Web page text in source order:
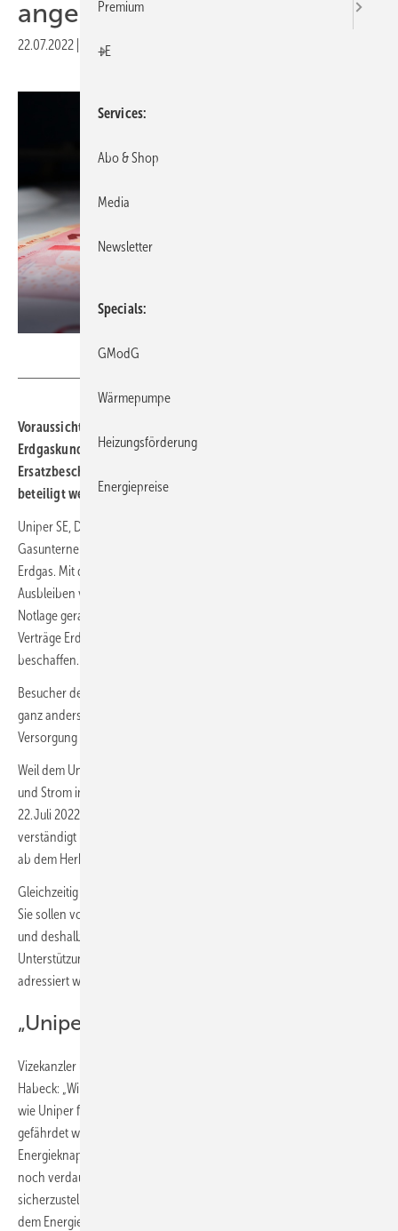
angekündigt
22.07.2022 Druckvorschau
Voraussichtlich schon ab dem 1. September 2022 sollen
Erdgaskunden über eine neue Umlage an den
Ersatzbeschaffungskosten durch fehlende russische Gasimporte
beteiligt werden.
Uniper SE, Düsseldorf, ist eines der größten europäischen
Gasunternehmen und der größte deutsche Importeur von russischem
Erdgas. Mit dieser Abhängigkeit ist das Unternehmen ist durch das
Ausbleiben vertraglich vereinbarter Gaslieferungen in eine akute
Notlage geraten. Das Unternehmen muss nun zum Erfüllen der eignen
Verträge Erdgas zu viel höheren Preisen auf dem Weltmarkt
beschaffen.
Besucher der Webseite
ganz anders begrüßt und ihnen versprochen: Eine sichere
Versorgung mit grüner Energie für eine nachhaltige Zukunft.
Weil dem Unternehmen eine zentrale Rolle für die Versorgung mit Gas
und Strom in Deutschland zukommt, hat sich die Bundesregierung am
22. Juli 2022 auf ein weitreichendes Stabilisierungspaket für Uniper
verständigt und geht davon aus, dass die Kosten für alle Gaskunden
ab dem Herbst weiter steigen werden.
Gleichzeitig hat die Bundesregierung Entlastungen in Aussicht gestellt.
Sie sollen vor allem jene in den Blick nehmen, die wenig Geld haben
und deshalb besonders von hohen Preisen getroffen sind. Auch die
Unterstützung von Unternehmen, die unter Druck stehen, soll
adressiert werden.
„Uniper darf nicht fallen“
Vizekanzler und Bundeswirtschafts- und Klimaschutzminister Robert
Habeck: „Wir lassen nicht zu, dass ein systemrelevantes Unternehmen
wie Uniper fällt und damit die Versorgungssicherheit in Deutschland
gefährdet wird. Die durch Russland künstlich geschaffene
Energieknappheit ist keine gewöhnliche Schwankung, die der Markt
noch verdauen könnte. Um die Energieversorgungssicherheit
sicherzustellen, wollen wir deshalb den Umlagemechanismus nach
dem Energiesicherungsgesetz nutzen und werden mit dem Parlament
Premium
+E
Services
Abo & Shop
Media
Newsletter
Specials
GModG
Wärmepumpe
Heizungsförderung
Energiepreise